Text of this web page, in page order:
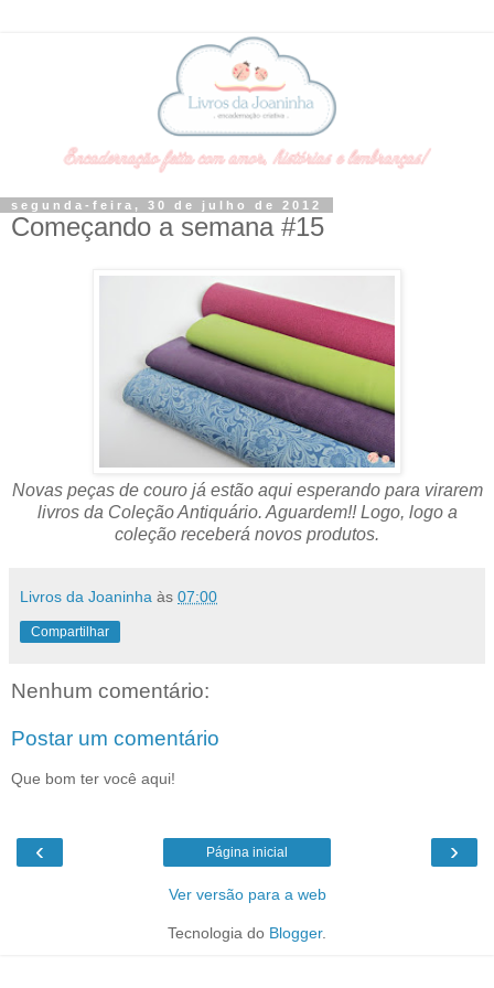
segunda-feira, 30 de julho de 2012
Começando a semana #15
Novas peças de couro já estão aqui esperando para virarem
livros da Coleção Antiquário. Aguardem!! Logo, logo a
coleção receberá novos produtos.
Livros da Joaninha às 07:00
Compartilhar
Nenhum comentário:
Postar um comentário
Que bom ter você aqui!
‹ ›
Página inicial
Ver versão para a web
Tecnologia do Blogger.